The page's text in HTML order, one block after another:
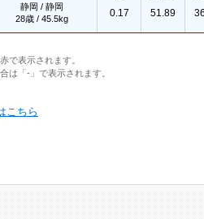
静岡 / 静岡
28歳 / 45.5kg
0.17
51.89
で表示されます。
は「-」で表示されます。
こちら